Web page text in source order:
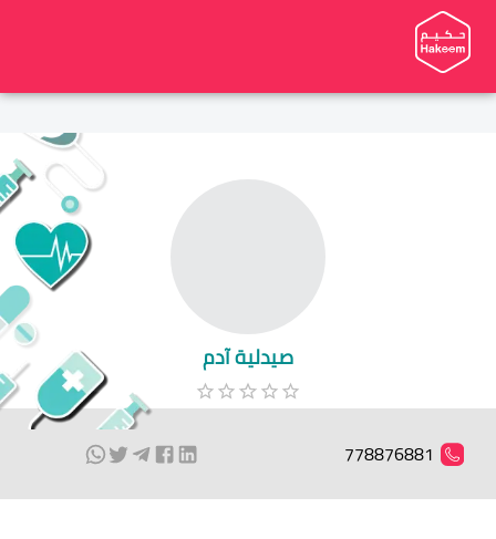
صيدلية آدم
778876881